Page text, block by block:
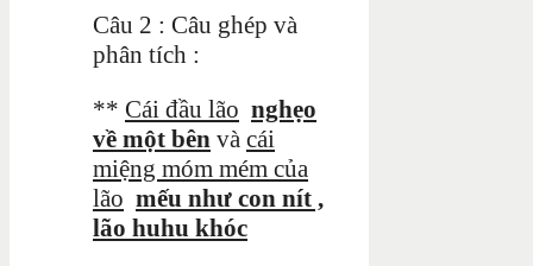
Câu 2 : Câu ghép và
phân tích :
** Cái đầu lão nghẹo
về một bên và cái
miệng móm mém của
lão mếu như con nít ,
lão huhu khóc